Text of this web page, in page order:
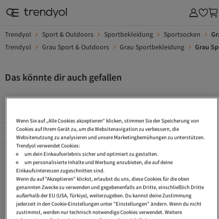
Trendyol Sport & Outdoors Sportbekleidung Sportsocken
Trendyol
Grau Sport & Outdoors Grau Sportbekleidung Grau
Das könnte dir auch gefallen
Beliebte Seiten Alles Sehen
Handballsocken Radsport Socken
Socken Leggings
Karierte Socken
Kariert Socken
Kurze Hose Socken
Sportbekleidung Laufen Muster Socken
Sportbekleidung Große GrößenModal Socken
Cargo Socken
Wenn Sie auf „Alle Cookies akzeptieren“ klicken, stimmen Sie der Speicherung von
Cookies auf Ihrem Gerät zu, um die Websitenavigation zu verbessern, die
Websitenutzung zu analysieren und unsere Marketingbemühungen zu unterstützen.
Trendyol verwendet Cookies:
um dein Einkaufserlebnis sicher und optimiert zu gestalten.
um personalisierte Inhalte und Werbung anzubieten, die auf deine
Einkaufsinteressen zugeschnitten sind.
Wenn du auf "Akzeptieren" klickst, erlaubst du uns, diese Cookies für die oben
genannten Zwecke zu verwenden und gegebenenfalls an Dritte, einschließlich Dritte
außerhalb der EU (USA, Türkiye), weiterzugeben. Du kannst deine Zustimmung
jederzeit in den Cookie-Einstellungen unter "Einstellungen" ändern. Wenn du nicht
zustimmst, werden nur technisch notwendige Cookies verwendet. Weitere